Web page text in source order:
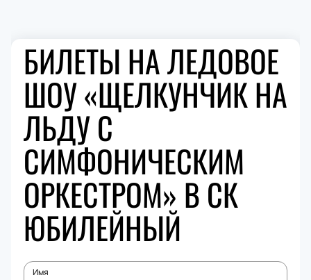
БИЛЕТЫ НА ЛЕДОВОЕ
ШОУ «ЩЕЛКУНЧИК НА
ЛЬДУ С
СИМФОНИЧЕСКИМ
ОРКЕСТРОМ» В СК
ЮБИЛЕЙНЫЙ
Имя